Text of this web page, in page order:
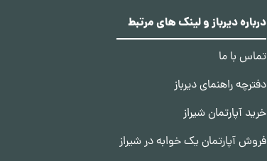
درباره دیرباز و لینک های مرتبط
تماس با ما
دفترچه راهنمای دیرباز
خرید آپارتمان شیراز
فروش آپارتمان یک خوابه در شیراز